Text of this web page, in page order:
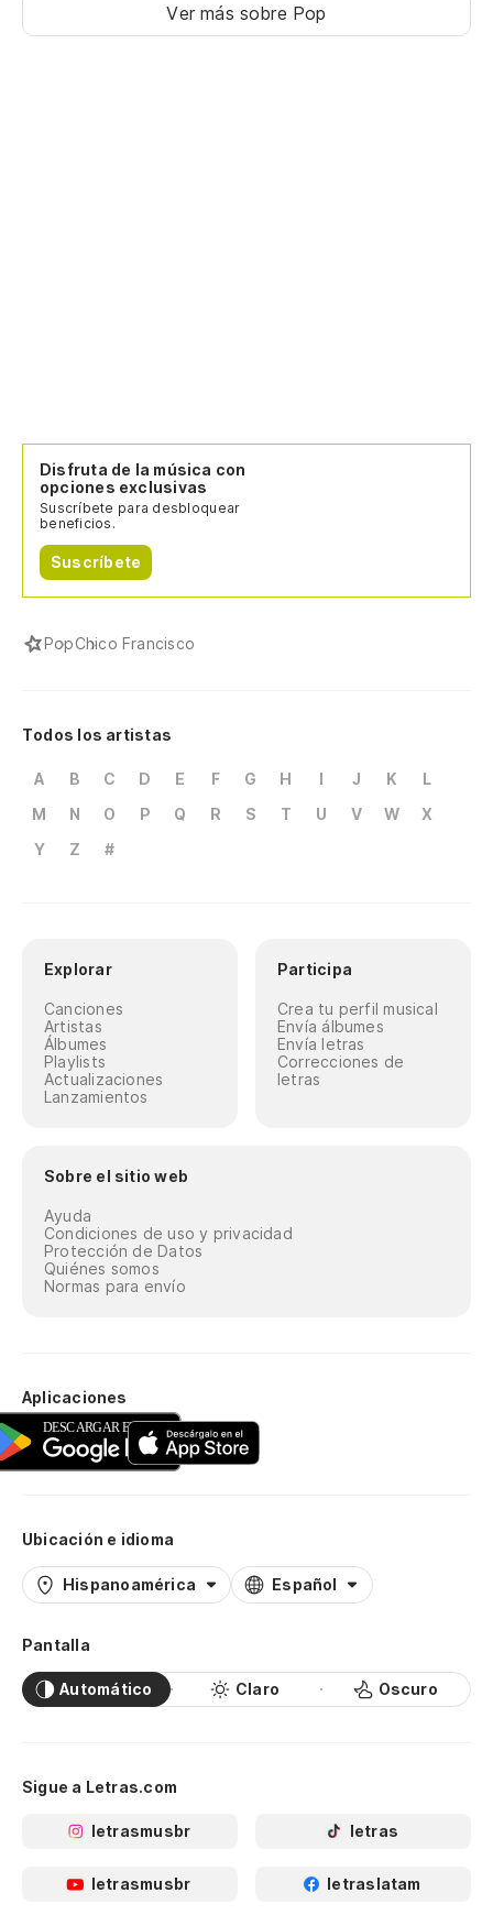
Ver más sobre Pop
Disfruta de la música con
opciones exclusivas
Suscríbete para desbloquear
beneficios.
Suscríbete
PopChico Francisco
Todos los artistas
A B C D E F G H I J K
L
M
N O P Q R S T U V W
X
Y
Z #
Explorar
Canciones
Artistas
Álbumes
Playlists
Actualizaciones
Lanzamientos
Participa
Crea tu perfil musical
Envía álbumes
Envía letras
Correcciones de
letras
Sobre el sitio web
Ayuda
Condiciones de uso y privacidad
Protección de Datos
Quiénes somos
Normas para envío
Aplicaciones
Ubicación e idioma
Hispanoamérica Español
Pantalla
Automático Claro Oscuro
Sigue a Letras.com
letrasmusbr letras
letrasmusbr letraslatam